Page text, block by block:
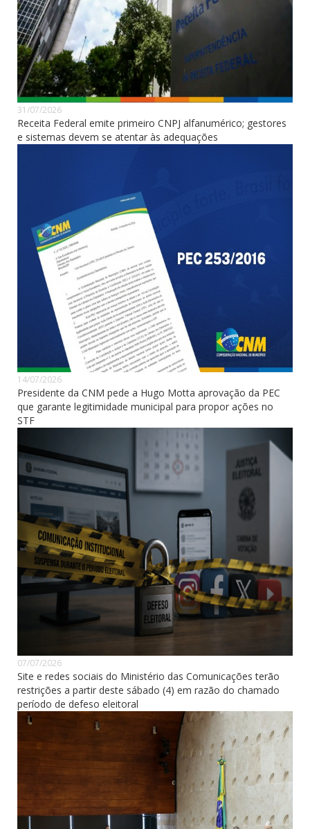
31/07/2026
Receita Federal emite primeiro CNPJ alfanumérico; gestores
e sistemas devem se atentar às adequações
14/07/2026
Presidente da CNM pede a Hugo Motta aprovação da PEC
que garante legitimidade municipal para propor ações no
STF
07/07/2026
Site e redes sociais do Ministério das Comunicações terão
restrições a partir deste sábado (4) em razão do chamado
período de defeso eleitoral